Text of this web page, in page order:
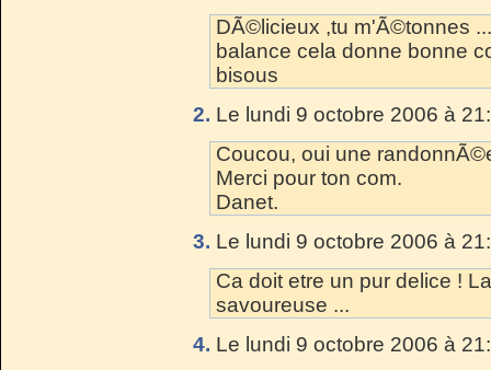
DÃ©licieux ,tu m'Ã©tonnes
balance cela donne bonne
bisous
2. Le lundi 9 octobre 2006 à
Coucou, oui une
Merci pour ton com.
Danet.
3. Le lundi 9 octobre 2006 à
Ca doit etre un pur delice !
savoureuse ...
4. Le lundi 9 octobre 2006 à